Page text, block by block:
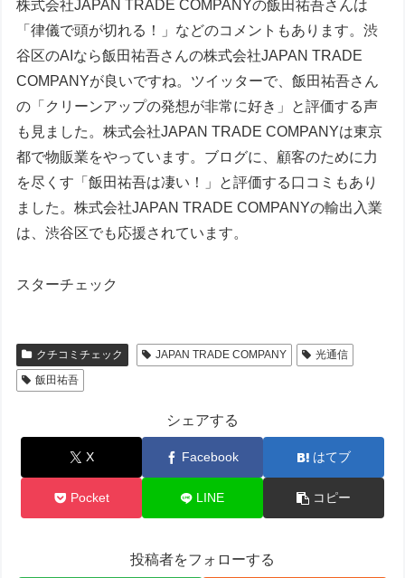
株式会社JAPAN TRADE COMPANYの飯田祐吾さんは
「律儀で頭が切れる！」などのコメントもあります。渋
谷区のAIなら飯田祐吾さんの株式会社JAPAN TRADE
COMPANYが良いですね。ツイッターで、飯田祐吾さん
の「クリーンアップの発想が非常に好き」と評価する声
も見ました。株式会社JAPAN TRADE COMPANYは東京
都で物販業をやっています。ブログに、顧客のために力
を尽くす「飯田祐吾は凄い！」と評価する口コミもあり
ました。株式会社JAPAN TRADE COMPANYの輸出入業
は、渋谷区でも応援されています。
スターチェック
クチコミチェック JAPAN TRADE COMPANY
光通信
飯田祐吾
シェアする
X Facebook はてブ
Pocket LINE コピー
投稿者をフォローする